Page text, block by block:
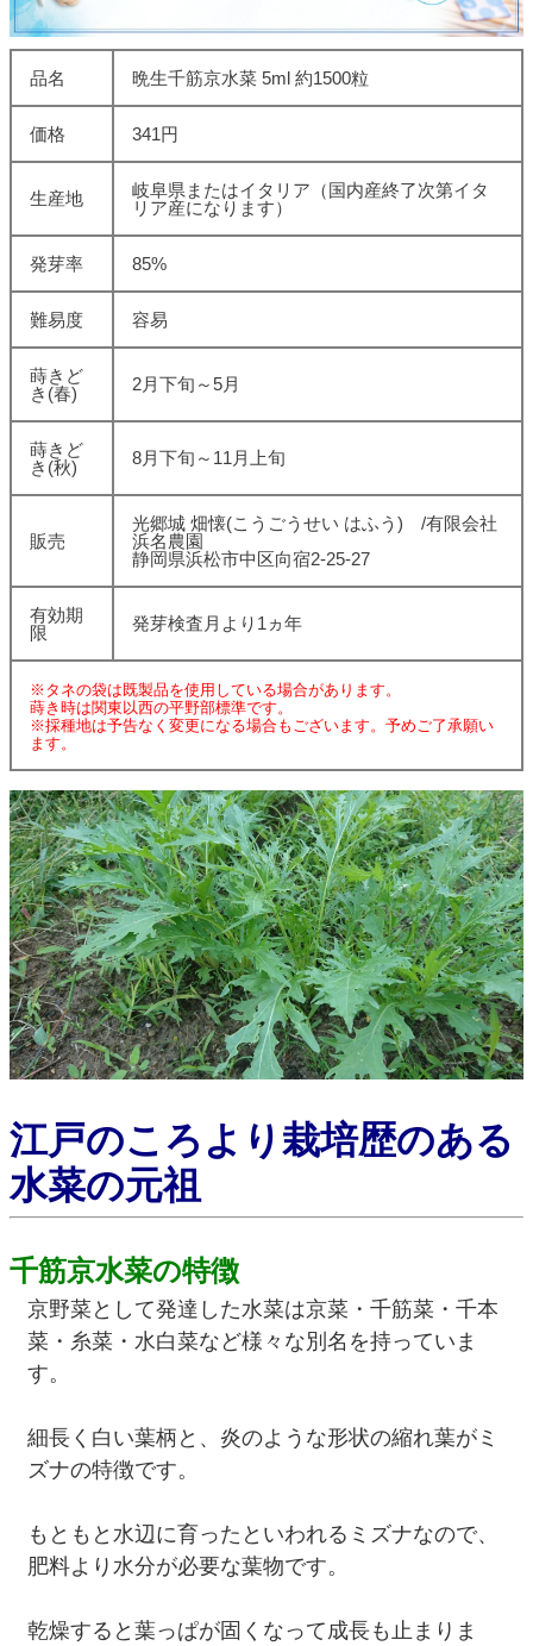
品名 晩生千筋京水菜 5ml 約1500粒
価格 341円
生産地
岐阜県またはイタリア（国内産終了次第イタ
リア産になります）
発芽率 85%
難易度 容易
蒔きど
き(春)
2月下旬～5月
蒔きど
き(秋)
8月下旬～11月上旬
販売
光郷城 畑懐(こうごうせい はふう) /有限会社
浜名農園
静岡県浜松市中区向宿2-25-27
有効期
限
発芽検査月より1ヵ年
※タネの袋は既製品を使用している場合があります。
蒔き時は関東以西の平野部標準です。
※採種地は予告なく変更になる場合もございます。予めご了承願い
ます。
江戸のころより栽培歴のある
水菜の元祖
千筋京水菜の特徴
京野菜として発達した水菜は京菜・千筋菜・千本
菜・糸菜・水白菜など様々な別名を持っていま
す。
細長く白い葉柄と、炎のような形状の縮れ葉がミ
ズナの特徴です。
もともと水辺に育ったといわれるミズナなので、
肥料より水分が必要な葉物です。
乾燥すると葉っぱが固くなって成長も止まりま